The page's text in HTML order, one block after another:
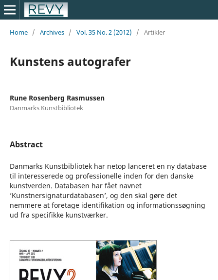
Home / Archives / Vol. 35 No. 2 (2012) / Artikler
Kunstens autografer
Rune Rosenberg Rasmussen
Danmarks Kunstbibliotek
Abstract
Danmarks Kunstbibliotek har netop lanceret en ny database
til interesserede og professionelle inden for den danske
kunstverden. Databasen har fået navnet
’Kunstnersignaturdatabasen’, og den skal gøre det
nemmere at foretage identifikation og informationssøgning
ud fra specifikke kunstværker.